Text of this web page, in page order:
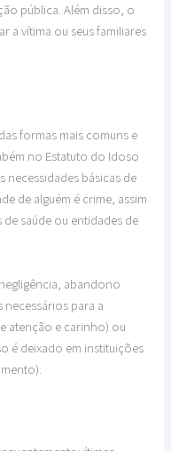
pública. Além disso, o
a vítima ou seus familiares
formas mais comuns e
no Estatuto do Idoso
necessidades básicas de
de alguém é crime, assim
saúde ou entidades de
abandono
para a
atenção e carinho) ou
é deixado em instituições